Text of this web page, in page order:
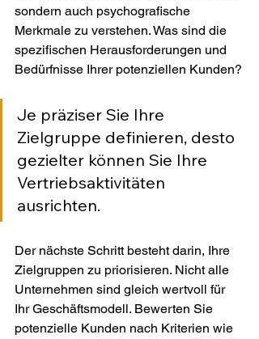
sondern auch psychografische
Merkmale zu verstehen. Was sind die
spezifischen Herausforderungen und
Bedürfnisse Ihrer potenziellen Kunden?
Je präziser Sie Ihre
Zielgruppe definieren, desto
gezielter können Sie Ihre
Vertriebsaktivitäten
ausrichten.
Der nächste Schritt besteht darin, Ihre
Zielgruppen zu priorisieren. Nicht alle
Unternehmen sind gleich wertvoll für
Ihr Geschäftsmodell. Bewerten Sie
potenzielle Kunden nach Kriterien wie